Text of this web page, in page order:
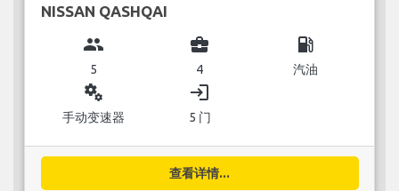
NISSAN QASHQAI
group
5
business_center
4
local_gas_station
汽油
miscellaneous_services
手动变速器
login
5 门
查看详情...